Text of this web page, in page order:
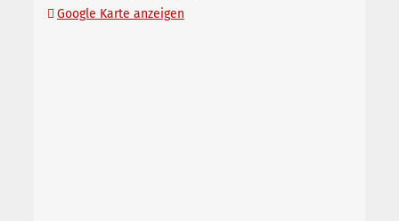
Google Karte anzeigen